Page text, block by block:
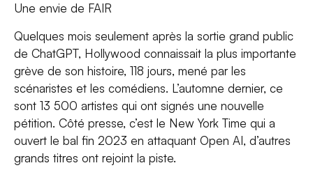
Une envie de FAIR
Quelques mois seulement après la sortie grand public
de ChatGPT, Hollywood connaissait la plus importante
grève de son histoire, 118 jours, mené par les
scénaristes et les comédiens. L’automne dernier, ce
sont 13 500 artistes qui ont signés une nouvelle
pétition. Côté presse, c’est le New York Time qui a
ouvert le bal fin 2023 en attaquant Open AI, d’autres
grands titres ont rejoint la piste.